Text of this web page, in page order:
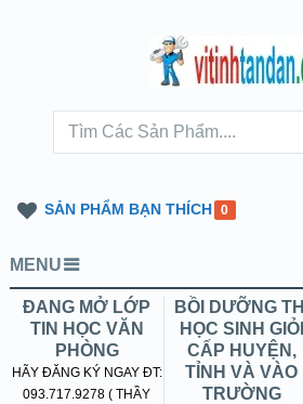
SẢN PHẨM BẠN THÍCH 0
MENU
ĐANG MỞ LỚP
TIN HỌC VĂN
PHÒNG
HÃY ĐĂNG KÝ NGAY ĐT:
093.717.9278 ( THẦY
BỒI DƯỠNG THI
HỌC SINH GIỎI
CẤP HUYỆN,
TỈNH VÀ VÀO
TRƯỜNG